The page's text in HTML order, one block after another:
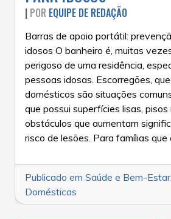
| POR EQUIPE DE REDAÇÃO
Barras de apoio portátil:
idosos O banheiro é, muitas
perigoso de uma residência,
pessoas idosas. Escorregões,
domésticos são situações
que possui superfícies lisas,
obstáculos que aumentam
risco de lesões. Para famílias que
Publicado em Saúde e Bem-Estar,
Domésticas